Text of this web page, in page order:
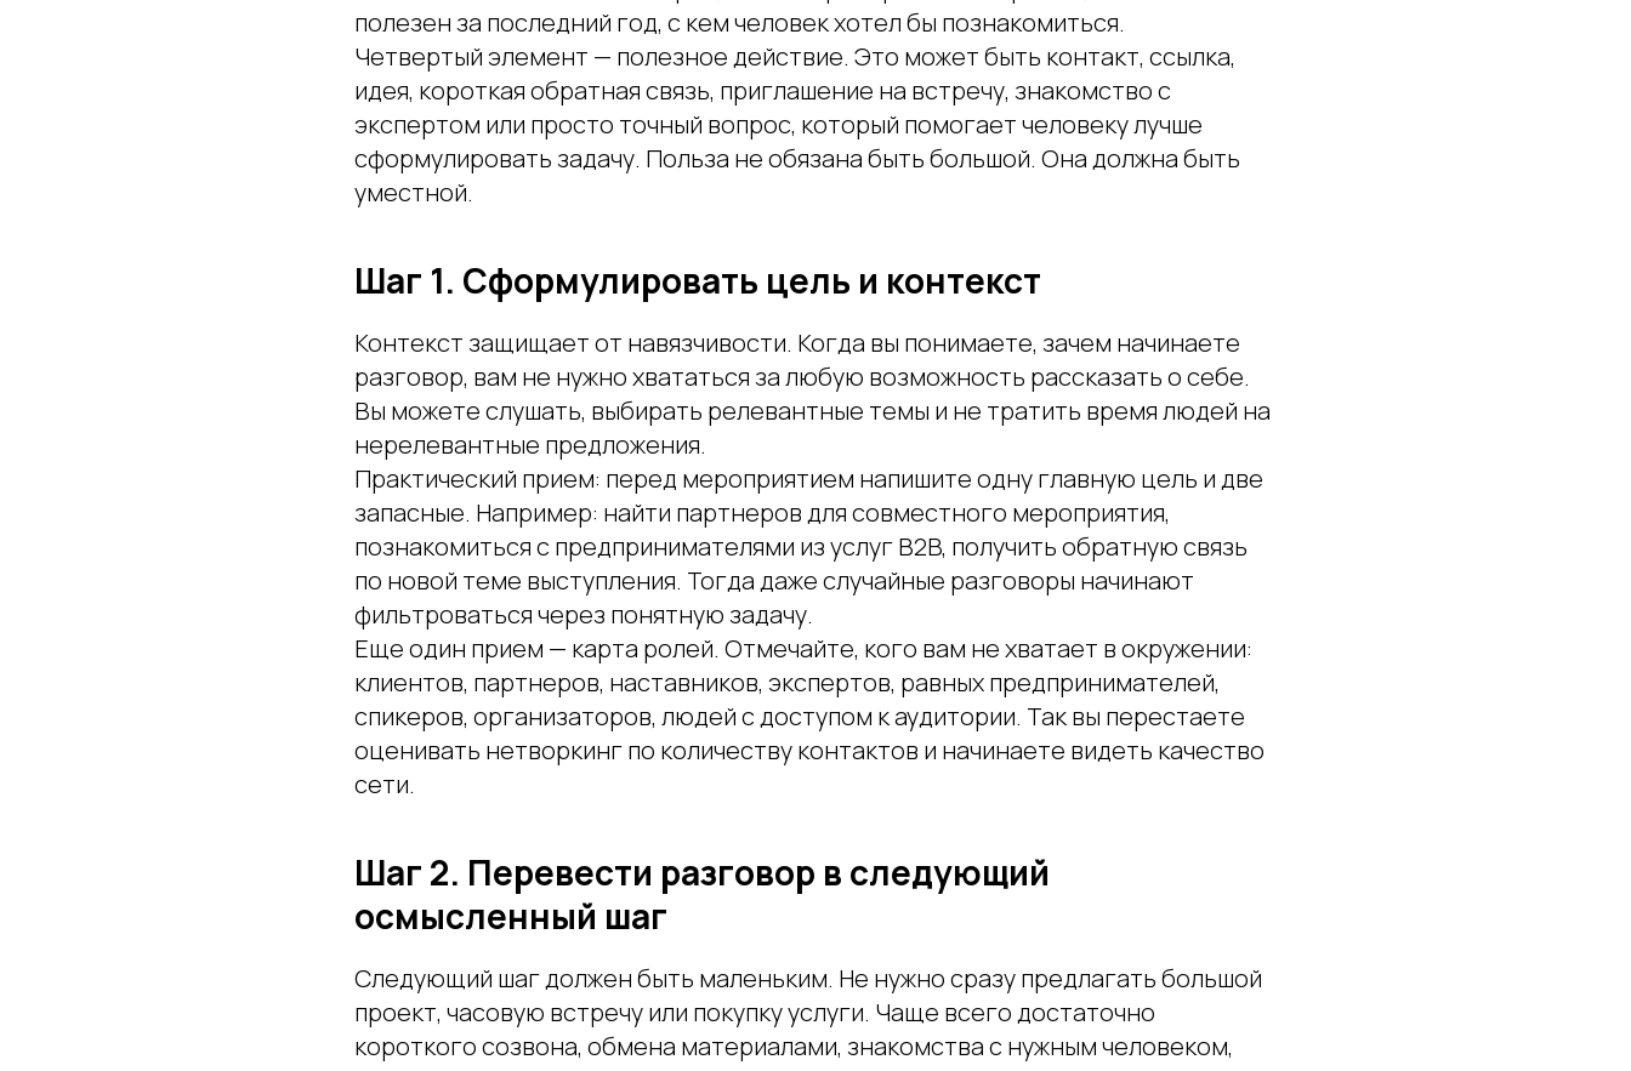
полезен за последний год, с кем человек хотел бы познакомиться.
Четвертый элемент — полезное действие. Это может быть контакт, ссылка,
идея, короткая обратная связь, приглашение на встречу, знакомство с
экспертом или просто точный вопрос, который помогает человеку лучше
сформулировать задачу. Польза не обязана быть большой. Она должна быть
уместной.
Шаг 1. Сформулировать цель и контекст
Контекст защищает от навязчивости. Когда вы понимаете, зачем начинаете
разговор, вам не нужно хвататься за любую возможность рассказать о себе.
Вы можете слушать, выбирать релевантные темы и не тратить время людей на
нерелевантные предложения.
Практический прием: перед мероприятием напишите одну главную цель и две
запасные. Например: найти партнеров для совместного мероприятия,
познакомиться с предпринимателями из услуг B2B, получить обратную связь
по новой теме выступления. Тогда даже случайные разговоры начинают
фильтроваться через понятную задачу.
Еще один прием — карта ролей. Отмечайте, кого вам не хватает в окружении:
клиентов, партнеров, наставников, экспертов, равных предпринимателей,
спикеров, организаторов, людей с доступом к аудитории. Так вы перестаете
оценивать нетворкинг по количеству контактов и начинаете видеть качество
сети.
Шаг 2. Перевести разговор в следующий
осмысленный шаг
Следующий шаг должен быть маленьким. Не нужно сразу предлагать большой
проект, часовую встречу или покупку услуги. Чаще всего достаточно
короткого созвона, обмена материалами, знакомства с нужным человеком,